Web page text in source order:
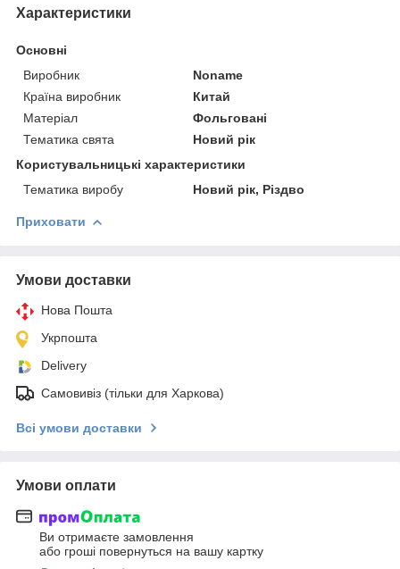
Характеристики
Основні
Виробник
Noname
Країна виробник
Китай
Матеріал
Фольговані
Тематика свята
Новий рік
Користувальницькі характеристики
Тематика виробу
Новий рік, Різдво
Приховати
Умови доставки
Нова Пошта
Укрпошта
Delivery
Самовивіз (тільки для Харкова)
Всі умови доставки
Умови оплати
Ви отримаєте замовлення
або гроші повернуться на вашу картку